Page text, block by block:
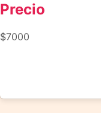
Precio
$7000